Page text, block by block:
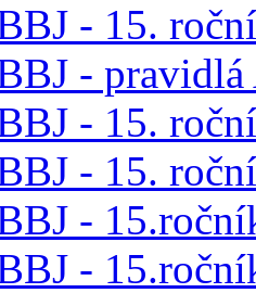
- 15.
- pravidlá
- 15.
- 15.
-
-